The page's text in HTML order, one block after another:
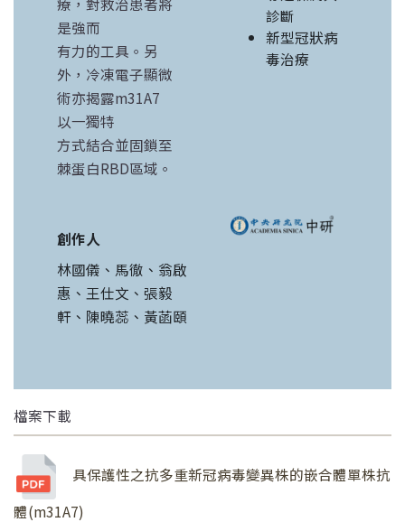
是強而
有力的工具。另
外，冷凍電子顯微
術亦揭露m31A7
以一獨特
方式結合並固鎖至
棘蛋白RBD區域。
診斷
新型冠狀病
毒治療
創作人
林國儀、馬徹、翁啟
惠、王仕文、張毅
軒、陳曉蕊、黃菡頤
檔案下載
具保護性之抗多重新冠病毒變異株的嵌合體單株抗
體(m31A7)